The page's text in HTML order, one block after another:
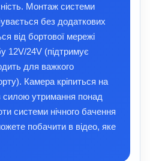
Монтаж системи
без додаткових
від бортової мережі
12V/24V (підтримує
для важкого
Камера кріпиться на
силою утримання понад
системи нічного бачення
побачити в відео, яке